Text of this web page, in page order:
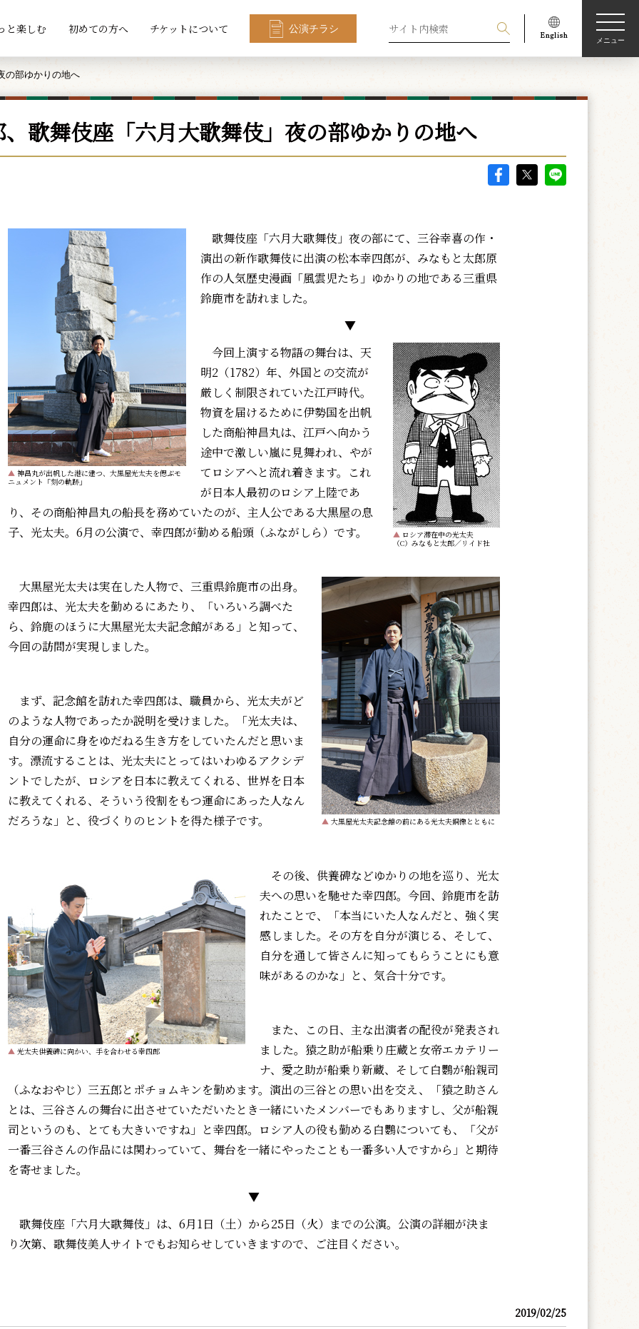
と楽しむ 初めての方へ チケットについて 公演チラシ
メニュー
の部ゆかりの地へ
歌舞伎座「六月大歌舞伎」夜の部ゆかりの地へ
▲ 神昌丸が出帆した港に建つ、大黒屋光太夫を偲ぶモ
ニュメント「刻の軌跡」
歌舞伎座「六月大歌舞伎」夜の部にて、三谷幸喜の作・
演出の新作歌舞伎に出演の松本幸四郎が、みなもと太郎原
作の人気歴史漫画「風雲児たち」ゆかりの地である三重県
鈴鹿市を訪れました。
▼
▲ ロシア滞在中の光太夫
（C）みなもと太郎／リイド社
今回上演する物語の舞台は、天
明2（1782）年、外国との交流が
厳しく制限されていた江戸時代。
物資を届けるために伊勢国を出帆
した商船神昌丸は、江戸へ向かう
途中で激しい嵐に見舞われ、やが
てロシアへと流れ着きます。これ
が日本人最初のロシア上陸であ
り、その商船神昌丸の船長を務めていたのが、主人公である大黒屋の息
子、光太夫。6月の公演で、幸四郎が勤める船頭（ふながしら）です。
▲ 大黒屋光太夫記念館の前にある光太夫銅像とともに
大黒屋光太夫は実在した人物で、三重県鈴鹿市の出身。
幸四郎は、光太夫を勤めるにあたり、「いろいろ調べた
ら、鈴鹿のほうに大黒屋光太夫記念館がある」と知って、
今回の訪問が実現しました。
まず、記念館を訪れた幸四郎は、職員から、光太夫がど
のような人物であったか説明を受けました。「光太夫は、
自分の運命に身をゆだねる生き方をしていたんだと思いま
す。漂流することは、光太夫にとってはいわゆるアクシデ
ントでしたが、ロシアを日本に教えてくれる、世界を日本
に教えてくれる、そういう役割をもつ運命にあった人なん
だろうな」と、役づくりのヒントを得た様子です。
▲ 光太夫供養碑に向かい、手を合わせる幸四郎
その後、供養碑などゆかりの地を巡り、光太
夫への思いを馳せた幸四郎。今回、鈴鹿市を訪
れたことで、「本当にいた人なんだと、強く実
感しました。その方を自分が演じる、そして、
自分を通して皆さんに知ってもらうことにも意
味があるのかな」と、気合十分です。
また、この日、主な出演者の配役が発表され
ました。猿之助が船乗り庄蔵と女帝エカテリー
ナ、愛之助が船乗り新蔵、そして白鸚が船親司
（ふなおやじ）三五郎とポチョムキンを勤めます。演出の三谷との思い出を交え、「猿之助さん
とは、三谷さんの舞台に出させていただいたとき一緒にいたメンバーでもありますし、父が船親
司というのも、とても大きいですね」と幸四郎。ロシア人の役も勤める白鸚についても、「父が
一番三谷さんの作品には関わっていて、舞台を一緒にやったことも一番多い人ですから」と期待
を寄せました。
▼
歌舞伎座「六月大歌舞伎」は、6月1日（土）から25日（火）までの公演。公演の詳細が決ま
り次第、歌舞伎美人サイトでもお知らせしていきますので、ご注目ください。
2019/02/25